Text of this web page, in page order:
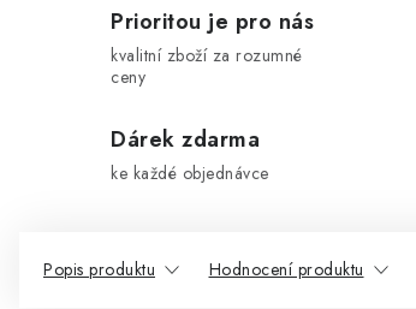
Prioritou je pro nás
kvalitní zboží za rozumné
ceny
Dárek zdarma
ke každé objednávce
Popis produktu Hodnocení produktu